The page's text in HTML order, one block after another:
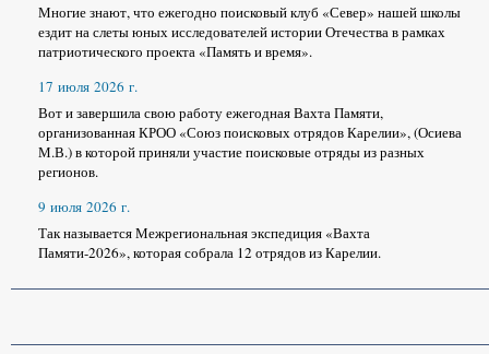
Многие знают, что ежегодно поисковый клуб «Север» нашей школы
ездит на слеты юных исследователей истории Отечества в рамках
патриотического проекта «Память и время».
17 июля 2026 г.
Вот и завершила свою работу ежегодная Вахта Памяти,
организованная КРОО «Союз поисковых отрядов Карелии», (Осиева
М.В.) в которой приняли участие поисковые отряды из разных
регионов.
9 июля 2026 г.
Так называется Межрегиональная экспедиция «Вахта
Памяти-2026», которая собрала 12 отрядов из Карелии.